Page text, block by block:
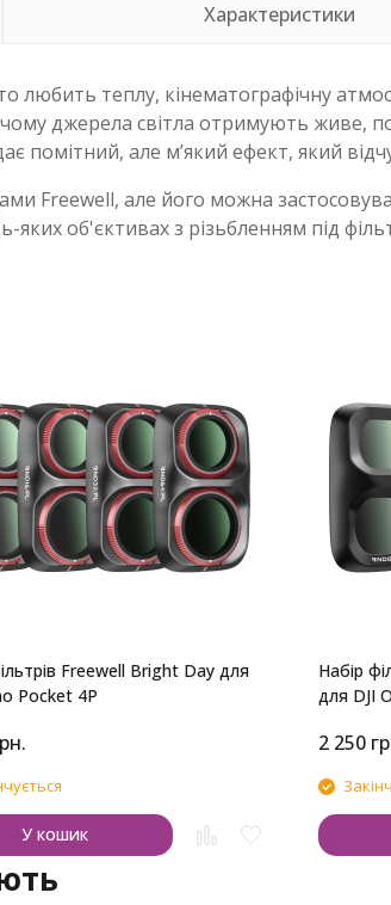
Характеристики
теплу, кінематографічну
джерела світла отримують живе,
помітний, але мʼякий ефект, який
Freewell, але його можна
об'єктивах з різьбленням під
Freewell Bright Day для
Pocket 4P
У кошик
Набір
для DJI
2 250